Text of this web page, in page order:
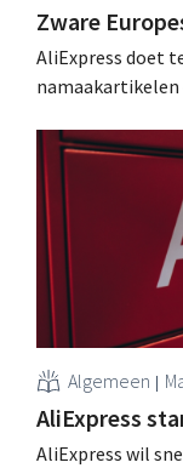
Zware
AliExpress doet
namaakartikelen
Als de Chinese
neemt, volgt
Algemeen
AliExpress
AliExpress wil